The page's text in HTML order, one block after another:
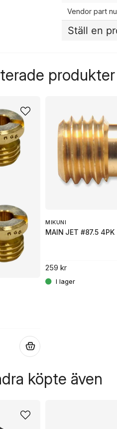
Vendor part
Ställ en
Ja, ni får
produkter
MIKUNI
MAIN JET #87.5 4PK
259 kr
köpte även